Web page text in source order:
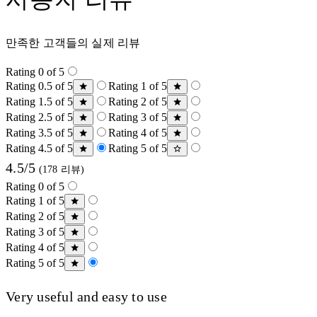
만족한 고객들의 실제 리뷰
Rating 0 of 5
Rating 0.5 of 5
Rating 1 of 5
Rating 1.5 of 5
Rating 2 of 5
Rating 2.5 of 5
Rating 3 of 5
Rating 3.5 of 5
Rating 4 of 5
Rating 4.5 of 5
Rating 5 of 5
4.5/5 (178 리뷰)
Rating 0 of 5
Rating 1 of 5
Rating 2 of 5
Rating 3 of 5
Rating 4 of 5
Rating 5 of 5
Very useful and easy to use